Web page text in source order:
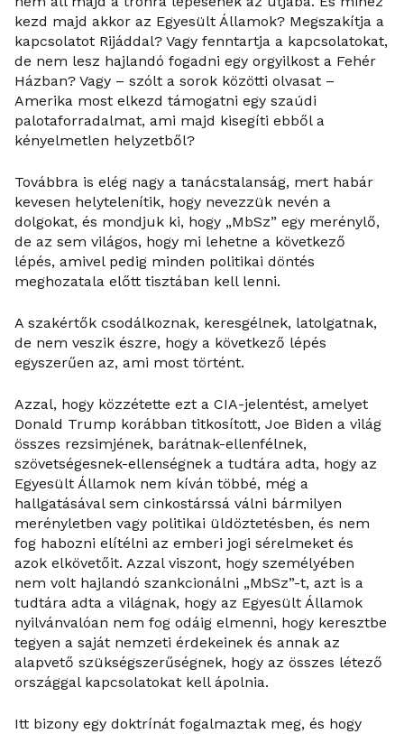
kezd majd akkor az Egyesült Államok? Megszakítja a
kapcsolatot Rijáddal? Vagy fenntartja a kapcsolatokat,
de nem lesz hajlandó fogadni egy orgyilkost a Fehér
Házban? Vagy – szólt a sorok közötti olvasat ­–
Amerika most elkezd támogatni egy szaúdi
palotaforradalmat, ami majd kisegíti ebből a
kényelmetlen helyzetből?
Továbbra is elég nagy a tanácstalanság, mert habár
kevesen helytelenítik, hogy nevezzük nevén a
dolgokat, és mondjuk ki, hogy „MbSz” egy merénylő,
de az sem világos, hogy mi lehetne a következő
lépés, amivel pedig minden politikai döntés
meghozatala előtt tisztában kell lenni.
A szakértők csodálkoznak, keresgélnek, latolgatnak,
de nem veszik észre, hogy a következő lépés
egyszerűen az, ami most történt.
Azzal, hogy közzétette ezt a CIA-jelentést, amelyet
Donald Trump korábban titkosított, Joe Biden a világ
összes rezsimjének, barátnak-ellenfélnek,
szövetségesnek-ellenségnek a tudtára adta, hogy az
Egyesült Államok nem kíván többé, még a
hallgatásával sem cinkostárssá válni bármilyen
merényletben vagy politikai üldöztetésben, és nem
fog habozni elítélni az emberi jogi sérelmeket és
azok elkövetőit. Azzal viszont, hogy személyében
nem volt hajlandó szankcionálni „MbSz”-t, azt is a
tudtára adta a világnak, hogy az Egyesült Államok
nyilvánvalóan nem fog odáig elmenni, hogy keresztbe
tegyen a saját nemzeti érdekeinek és annak az
alapvető szükségszerűségnek, hogy az összes létező
országgal kapcsolatokat kell ápolnia.
Itt bizony egy doktrínát fogalmaztak meg, és hogy